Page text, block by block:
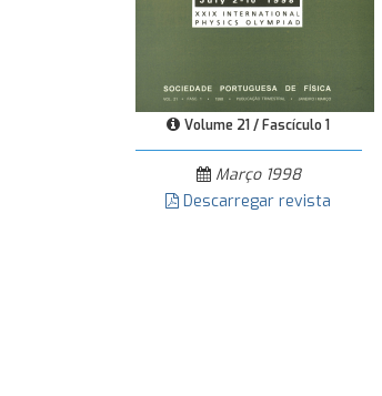
Volume 21 / Fascículo 1
Março 1998
Descarregar revista